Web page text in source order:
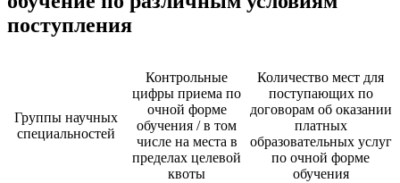
поступления
Группы научных
специальностей
Контрольные
цифры приема по
очной форме
обучения / в том
числе на места в
пределах целевой
квоты
Количество мест для
поступающих по
договорам об оказании
платных
образовательных услуг
по очной форме
обучения